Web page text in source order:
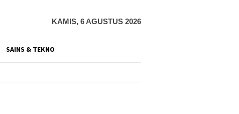
KAMIS, 6 AGUSTUS 2026
SAINS & TEKNO